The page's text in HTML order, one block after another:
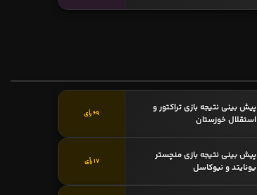
پیش بینی نتیجه بازی تراکتور و
استقلال خوزستان
69 رأی
پیش بینی نتیجه بازی منچستر
یونایتد و نیوکاسل
17 رأی